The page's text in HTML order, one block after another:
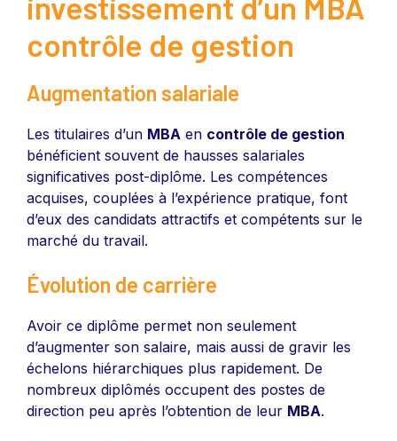
contrôle de gestion
Augmentation salariale
Les titulaires d’un MBA en contrôle de gestion
bénéficient souvent de hausses salariales
significatives post-diplôme. Les compétences
acquises, couplées à l’expérience pratique, font
d’eux des candidats attractifs et compétents sur le
marché du travail.
Évolution de carrière
Avoir ce diplôme permet non seulement
d’augmenter son salaire, mais aussi de gravir les
échelons hiérarchiques plus rapidement. De
nombreux diplômés occupent des postes de
direction peu après l’obtention de leur MBA.